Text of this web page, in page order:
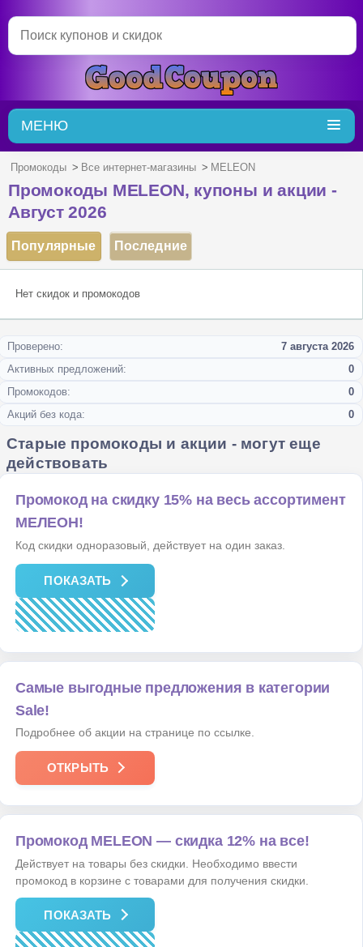
МЕНЮ
Промокоды > Все интернет-магазины > MELEON
Промокоды MELEON, купоны и акции -
Август 2026
Популярные Последние
Нет скидок и промокодов
Проверено:
7 августа 2026
Активных предложений:
0
Промокодов:
0
Акций без кода:
0
Старые промокоды и акции - могут еще
действовать
Промокод на скидку 15% на весь ассортимент
МЕЛЕОН!
Код скидки одноразовый, действует на один заказ.
ПОКАЗАТЬ
Самые выгодные предложения в категории
Sale!
Подробнее об акции на странице по ссылке.
ОТКРЫТЬ
Промокод MELEON — cкидка 12% на все!
Действует на товары без скидки. Необходимо ввести
промокод в корзине с товарами для получения скидки.
ПОКАЗАТЬ